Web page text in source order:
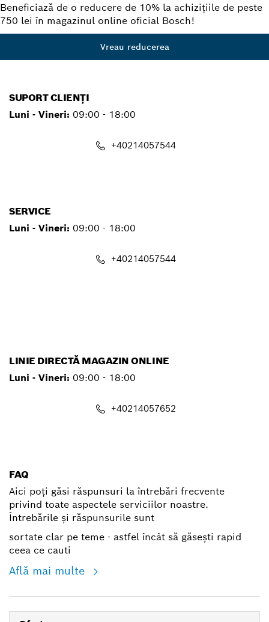
Beneficiază de o reducere de 10% la achizițiile de peste
750 lei în magazinul online oficial Bosch!
Vreau reducerea
SUPORT CLIENȚI
Luni - Vineri: 09:00 - 18:00
+40214057544
SERVICE
Luni - Vineri: 09:00 - 18:00
+40214057544
LINIE DIRECTĂ MAGAZIN ONLINE
Luni - Vineri: 09:00 - 18:00
+40214057652
FAQ
Aici poți găsi răspunsuri la întrebări frecvente
privind toate aspectele serviciilor noastre.
Întrebările și răspunsurile sunt
sortate clar pe teme - astfel încât să găsești rapid
ceea ce cauti
Află mai multe